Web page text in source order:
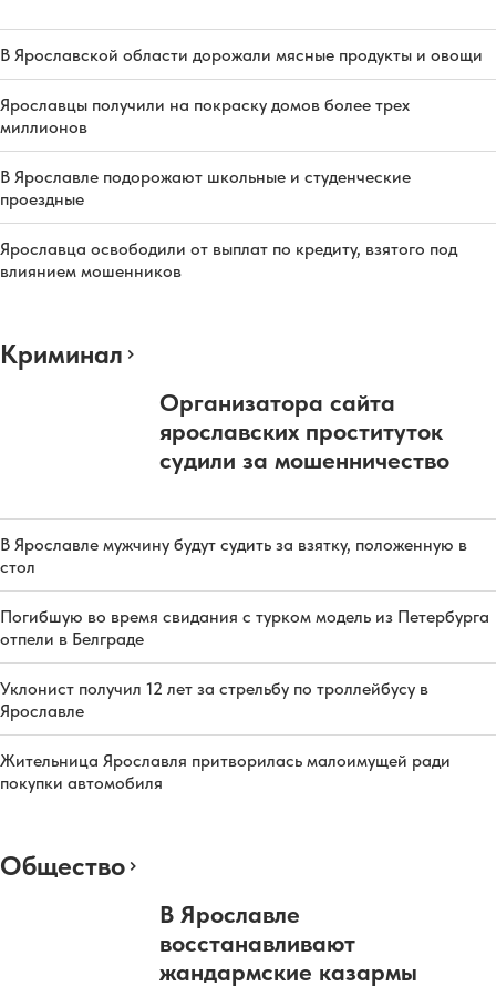
В Ярославской области дорожали мясные продукты и овощи
Ярославцы получили на покраску домов более трех
миллионов
В Ярославле подорожают школьные и студенческие
проездные
Ярославца освободили от выплат по кредиту, взятого под
влиянием мошенников
Криминал
Организатора сайта
ярославских проституток
судили за мошенничество
В Ярославле мужчину будут судить за взятку, положенную в
стол
Погибшую во время свидания с турком модель из Петербурга
отпели в Белграде
Уклонист получил 12 лет за стрельбу по троллейбусу в
Ярославле
Жительница Ярославля притворилась малоимущей ради
покупки автомобиля
Общество
В Ярославле
восстанавливают
жандармские казармы